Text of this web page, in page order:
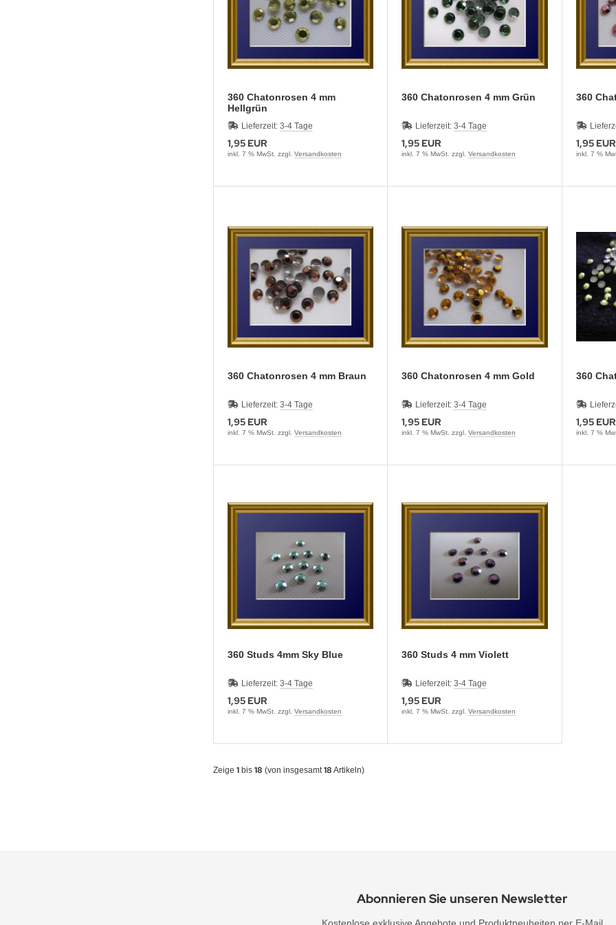
360 Chatonrosen 4 mm
Hellgrün
Lieferzeit: 3-4 Tage
1,95 EUR
inkl. 7 % MwSt. zzgl. Versandkosten
360 Chatonrosen 4 mm Grün
Lieferzeit:3-4 Tage
1,95 EUR
inkl. 7 % MwSt. zzgl.Versandkosten
360
1,95 EUR
inkl. 7 %
360 Chatonrosen 4 mm Braun
Lieferzeit: 3-4 Tage
1,95 EUR
inkl. 7 % MwSt. zzgl. Versandkosten
360 Chatonrosen 4 mm Gold
Lieferzeit:3-4 Tage
1,95 EUR
inkl. 7 % MwSt. zzgl.Versandkosten
360
1,95 EUR
inkl. 7 %
360 Studs 4mm Sky Blue
Lieferzeit: 3-4 Tage
1,95 EUR
inkl. 7 % MwSt. zzgl. Versandkosten
360 Studs 4 mm Violett
Lieferzeit:3-4 Tage
1,95 EUR
inkl. 7 % MwSt. zzgl.Versandkosten
Zeige 1 bis 18 (von insgesamt 18 Artikeln)
Abonnieren Sie unseren Newsletter